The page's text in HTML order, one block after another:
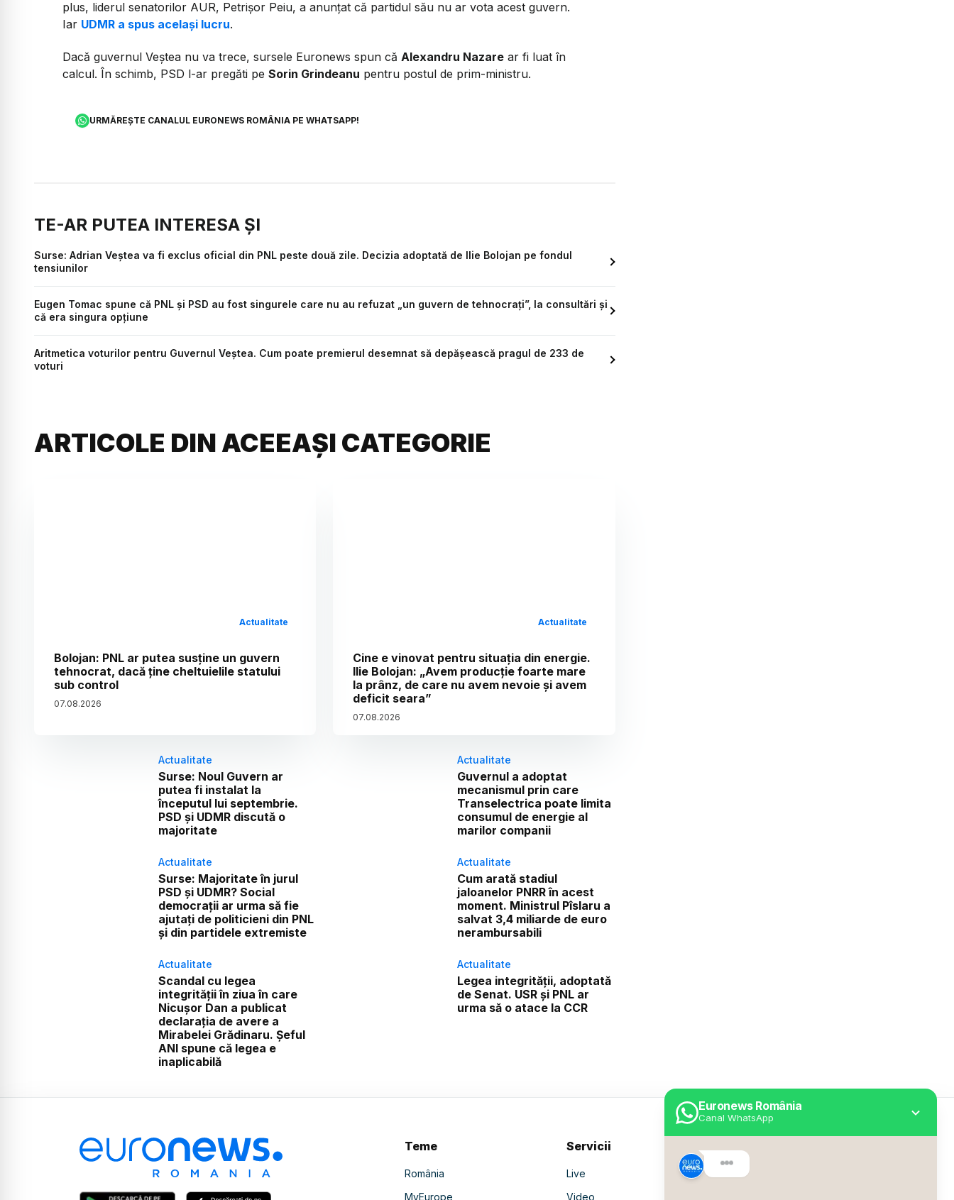
Euronews România
Canal WhatsApp
plus, liderul senatorilor AUR, Petrișor Peiu, a anunțat că partidul său nu ar vota acest guvern.
Iar UDMR a spus același lucru.
Dacă guvernul Veștea nu va trece, sursele Euronews spun că Alexandru Nazare ar fi luat în
calcul. În schimb, PSD l-ar pregăti pe Sorin Grindeanu pentru postul de prim-ministru.
URMĂREȘTE CANALUL EURONEWS ROMÂNIA PE WHATSAPP!
TE-AR PUTEA INTERESA ȘI
Surse: Adrian Veștea va fi exclus oficial din PNL peste două zile. Decizia adoptată de Ilie Bolojan pe fondul
tensiunilor
Eugen Tomac spune că PNL și PSD au fost singurele care nu au refuzat „un guvern de tehnocrați”, la consultări și
că era singura opțiune
Aritmetica voturilor pentru Guvernul Veștea. Cum poate premierul desemnat să depășească pragul de 233 de
voturi
ARTICOLE DIN ACEEAȘI CATEGORIE
Actualitate
Bolojan: PNL ar putea susține un guvern
tehnocrat, dacă ține cheltuielile statului
sub control
07.08.2026
Actualitate
Cine e vinovat pentru situația din energie.
Ilie Bolojan: „Avem producție foarte mare
la prânz, de care nu avem nevoie și avem
deficit seara”
07.08.2026
Actualitate
Surse: Noul Guvern ar
putea fi instalat la
începutul lui septembrie.
PSD și UDMR discută o
majoritate
Actualitate
Guvernul a adoptat
mecanismul prin care
Transelectrica poate limita
consumul de energie al
marilor companii
Actualitate
Surse: Majoritate în jurul
PSD și UDMR? Social
democrații ar urma să fie
ajutați de politicieni din PNL
și din partidele extremiste
Actualitate
Cum arată stadiul
jaloanelor PNRR în acest
moment. Ministrul Pîslaru a
salvat 3,4 miliarde de euro
nerambursabili
Actualitate
Scandal cu legea
integrității în ziua în care
Nicușor Dan a publicat
declarația de avere a
Mirabelei Grădinaru. Șeful
ANI spune că legea e
inaplicabilă
Actualitate
Legea integrității, adoptată
de Senat. USR și PNL ar
urma să o atace la CCR
Teme
România
MyEurope
Servicii
Live
Video
Despre Euronews